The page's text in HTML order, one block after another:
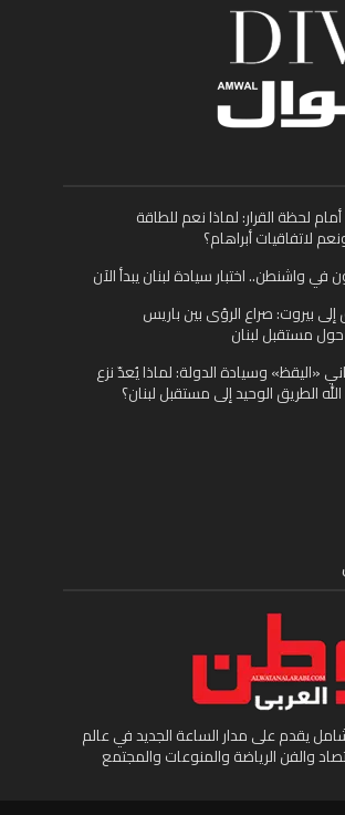
لحظة القرار: لماذا نعم للطاقة
لاتفاقيات أبراهام؟
واشنطن.. اختبار سيادة لبنان يبدأ الآن
بيروت: صراع الرؤى بين باريس
مستقبل لبنان
«اليقظ» وسيادة الدولة: لماذا يُعدّ نزع
الطريق الوحيد إلى مستقبل لبنان؟
يقدم على مدار الساعة الجديد في عالم
والفن الرياضة والمنوعات والمجتمع